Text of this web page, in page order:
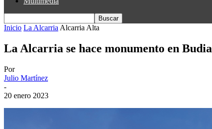
Inicio La Alcarria Alcarria Alta
La Alcarria se hace monumento en Budia
Por
Julio Martínez
-
20 enero 2023